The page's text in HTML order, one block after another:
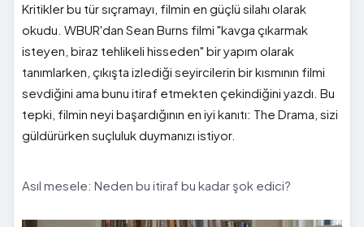
Kritikler bu tür sıçramayı, filmin en güçlü silahı olarak
okudu. WBUR'dan Sean Burns filmi "kavga çıkarmak
isteyen, biraz tehlikeli hisseden" bir yapım olarak
tanımlarken, çıkışta izlediği seyircilerin bir kısmının filmi
sevdiğini ama bunu itiraf etmekten çekindiğini yazdı. Bu
tepki, filmin neyi başardığının en iyi kanıtı: The Drama, sizi
güldürürken suçluluk duymanızı istiyor.
Asıl mesele: Neden bu itiraf bu kadar şok edici?